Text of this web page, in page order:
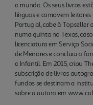
o mundo. Os seus livros
línguas e comovem
Portug al, cabe à Topseller
numa quinta no Texas,
licenciatura em Serviço
de Menores e concluiu a
o Infantil. Em 2015, criou
subscrição de livros
fundos se destinam a
sobre a autora em